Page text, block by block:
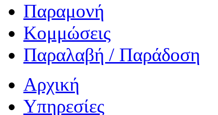
Παραμονή
Κομμώσεις
Παραλαβή / Παράδοση
Αρχική
Υπηρεσίες